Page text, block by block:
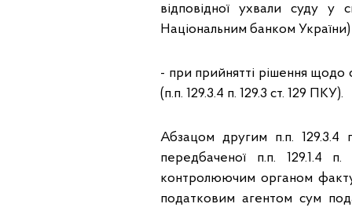
відповідної ухвали суду у
Національним банком України)
- при прийнятті рішення щодо
(п.п. 129.3.4 п. 129.3 ст. 129 ПКУ).
Абзацом другим п.п. 129.3.4
передбаченої п.п. 129.1.4
контролюючим органом факту
податковим агентом сум